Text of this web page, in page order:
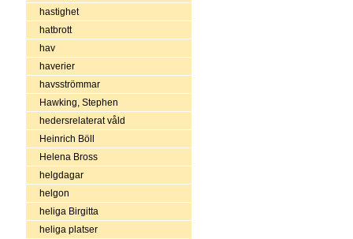
hastighet
hatbrott
hav
haverier
havsströmmar
Hawking, Stephen
hedersrelaterat våld
Heinrich Böll
Helena Bross
helgdagar
helgon
heliga Birgitta
heliga platser